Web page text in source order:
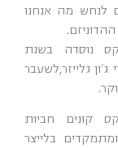
לנחש מה אנחנו
נוסדה בשנת
ג'ון גלייזר,לשעבר
קונים חביות
בלייצר